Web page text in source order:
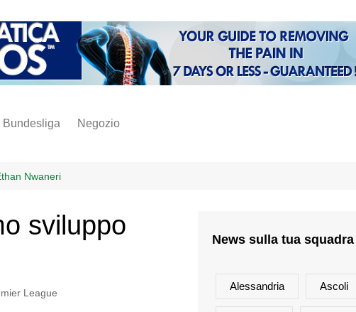
Bundesliga Negozio
napoli
Nwaneri
sviluppo
League
News sulla tua squadra
Alessandria Ascoli